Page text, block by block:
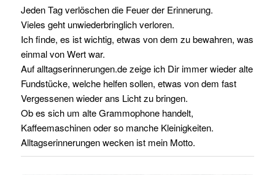
Jeden Tag verlöschen die Feuer der Erinnerung.
Vieles geht unwiederbringlich verloren.
Ichfinde, es istwichtig, etwas von dem zu bewahren, was
einmal von Wert war.
Aufalltagserinnerungen.dezeige ich Dir immer wieder alte
Fundstücke, welche helfensollen, etwas von dem fast
Vergessenen wieder ans Licht zu bringen.
Ob es sich um alte Grammophone handelt,
Kaffeemaschinen oder so manche Kleinigkeiten.
Alltagserinnerungen wecken ist mein Motto.